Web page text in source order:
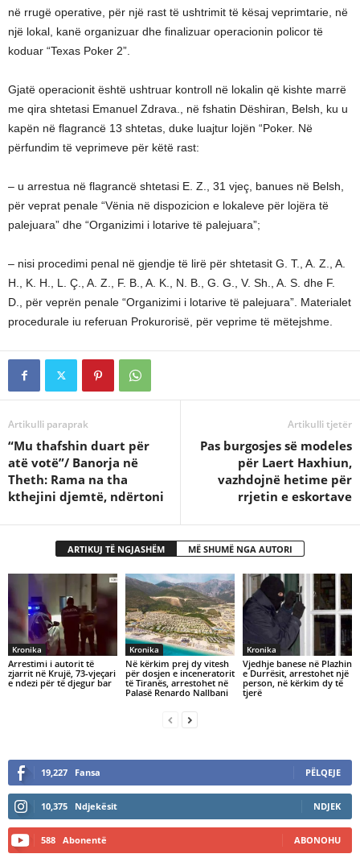
në rrugë operative, për një rast të ushtrimit të kësaj veprimtarie, në
një lokal, kanë organizuar dhe finalizuar operacionin policor të
koduar “Texas Poker 2”.
Gjatë operacionit është ushtruar kontroll në lokalin që kishte marrë
me qira shtetasi Emanuel Zdrava., në fshatin Dëshiran, Belsh, ku u
kapën në flagrancë 13 shtetas, duke luajtur lojën “Poker. Në
përfundim të veprimeve për këtë rast:
– u arrestua në flagrancë shtetasi E. Z., 31 vjeç, banues në Belsh,
për veprat penale “Vënia në dispozicion e lokaleve për lojëra të
palejuara” dhe “Organizimi i lotarive të palejuara”;
– nisi procedimi penal në gjendje të lirë për shtetasit G. T., A. Z., A.
H., K. H., L. Ç., A. Z., F. B., A. K., N. B., G. G., V. Sh., A. S. dhe F.
D., për veprën penale “Organizimi i lotarive të palejuara”. Materialet
procedurale iu referuan Prokurorisë, për veprime të mëtejshme.
Artikulli paraprak
“Mu thafshin duart për
atë votë”/ Banorja në
Theth: Rama na tha
kthejini djemtë, ndërtoni
Artikulli tjetër
Pas burgosjes së modeles
për Laert Haxhiun,
vazhdojnë hetime për
rrjetin e eskortave
ARTIKUJ TË NGJASHËM MË SHUMË NGA AUTORI
Kronika
Arrestimi i autorit të
zjarrit në Krujë, 73-vjeçari
e ndezi për të djegur bar
Kronika
Në kërkim prej dy vitesh
për dosjen e inceneratorit
të Tiranës, arrestohet në
Palasë Renardo Nallbani
Kronika
Vjedhje banese në Plazhin
e Durrësit, arrestohet një
person, në kërkim dy të
tjerë
19,227 Fansa PËLQEJE
10,375 Ndjekësit NDJEK
588 Abonentë ABONOHU